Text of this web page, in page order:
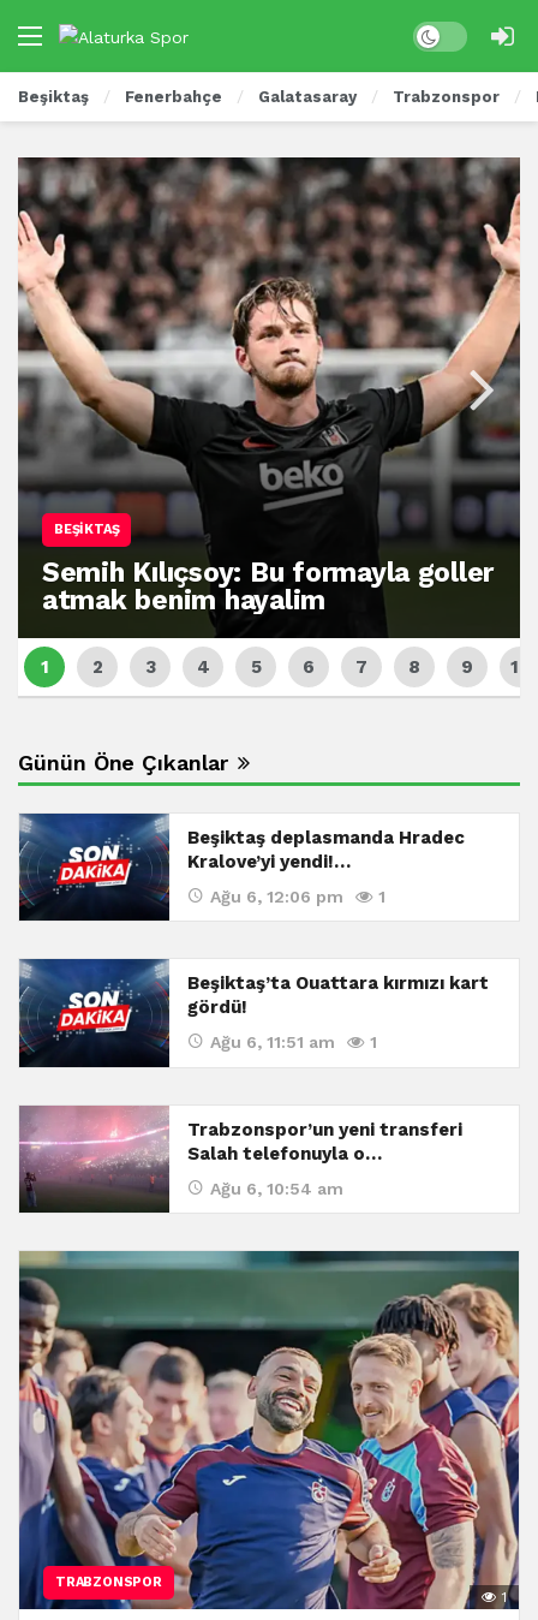
Beşiktaş Fenerbahçe Galatasaray Trabzonspor
BEŞIKTAŞ
Semih Kılıçsoy: Bu formayla goller
atmak benim hayalim
Günün Öne Çıkanlar
Beşiktaş deplasmanda Hradec
Kralove’yi yendi!…
Ağu 6, 12:06 pm 1
Beşiktaş’ta Ouattara kırmızı kart
gördü!
Ağu 6, 11:51 am 1
Trabzonspor’un yeni transferi
Salah telefonuyla o…
Ağu 6, 10:54 am
TRABZONSPOR
1